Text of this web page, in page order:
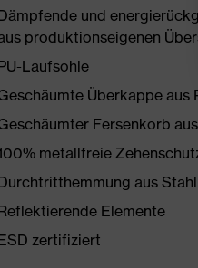
und
produktionseigenen
Laufsohle
Überkappe aus
Fersenkorb
metallfreie
aus Stahl
Elemente
zertifiziert